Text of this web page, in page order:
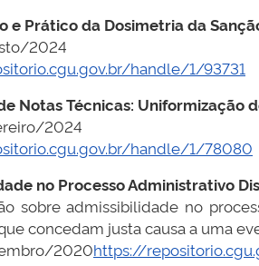
e Prático da Dosimetria da
2024
handle/1/93731
Notas Técnicas: Uniformização
2024
handle/1/78080
no Processo Administrativo
sobre admissibilidade no
concedam justa causa a uma
2020https://